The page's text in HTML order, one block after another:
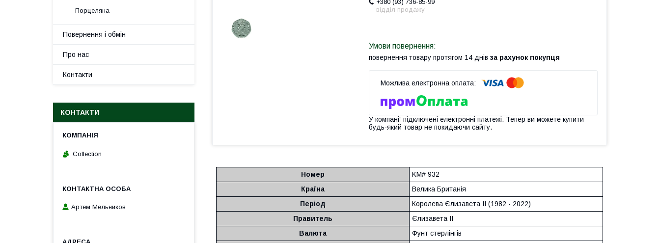
+380 (93) 736-85-99
відділ продажу
повернення товару протягом 14 днів за рахунок покупця
У компанії підключені електронні платежі. Тепер ви можете купити
будь-який товар не покидаючи сайту.
Номер
KM# 932
Країна
Велика Британія
Період
Королева Єлизавета II (1982 - 2022)
Правитель
Єлизавета II
Валюта
Фунт стерлінгів
Порцеляна
Повернення і обмін
Про нас
Контакти
КОНТАКТИ
Collection
Артем Мельников